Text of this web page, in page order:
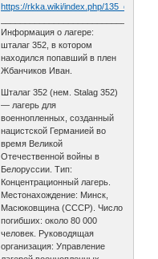
https://rkka.wiki/index.php/
Информация о лагере:
шталаг 352, в котором
находился попавший в плен
Жбанчиков Иван.
Шталаг 352 (нем. Stalag 352)
— лагерь для
военнопленных, созданный
нацистской Германией во
время Великой
Отечественной войны в
Белоруссии. Тип:
Концентрационный лагерь.
Местонахождение: Минск,
Масюковщина (СССР). Число
погибших: около 80 000
человек. Руководящая
организация: Управление